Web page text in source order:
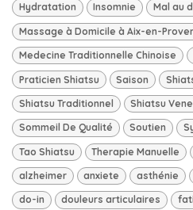
Hydratation Insomnie Mal au
Massage à Domicile à Aix-en-
Medecine Traditionnelle Chinoise
Praticien Shiatsu Saison
Shiatsu Traditionnel Shiatsu
Sommeil De Qualité Soutien
Tao Shiatsu Therapie Manuelle
alzheimer anxiete asthénie
do-in douleurs articulaires